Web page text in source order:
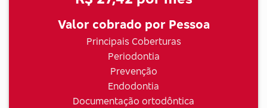
Valor cobrado por Pessoa
Principais Coberturas
Periodontia
Prevenção
Endodontia
Documentação ortodôntica